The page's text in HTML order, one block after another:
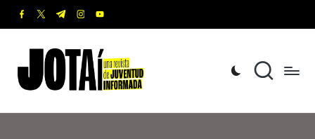
Saltar
contenido
facebook.com
twitter.com
t.me instagram.com
youtube.com
o
t
revista
de
Informada